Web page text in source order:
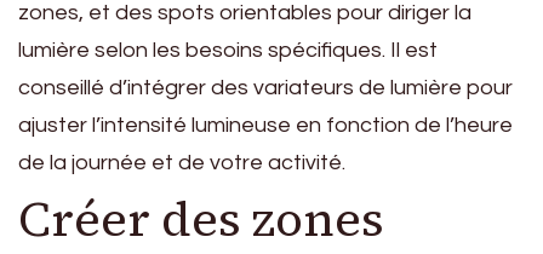
zones, et des spots orientables pour diriger la
lumière selon les besoins spécifiques. Il est
conseillé d’intégrer des variateurs de lumière pour
ajuster l’intensité lumineuse en fonction de l’heure
de la journée et de votre activité.
Créer des zones